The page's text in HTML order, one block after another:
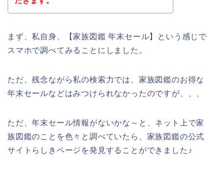
まず、私自身、【家族図鑑 年末セール】という感じで
スマホで調べてみることにしました。
ただ、残念ながら私の検索力では、家族図鑑のお得な
年末セールなどはみつけられなかったのですが、、、
ただ、年末セール情報がないかな～と、ネット上で家
族図鑑のことを色々と調べていたら、家族図鑑の公式
サイトらしきページを発見することができました♪